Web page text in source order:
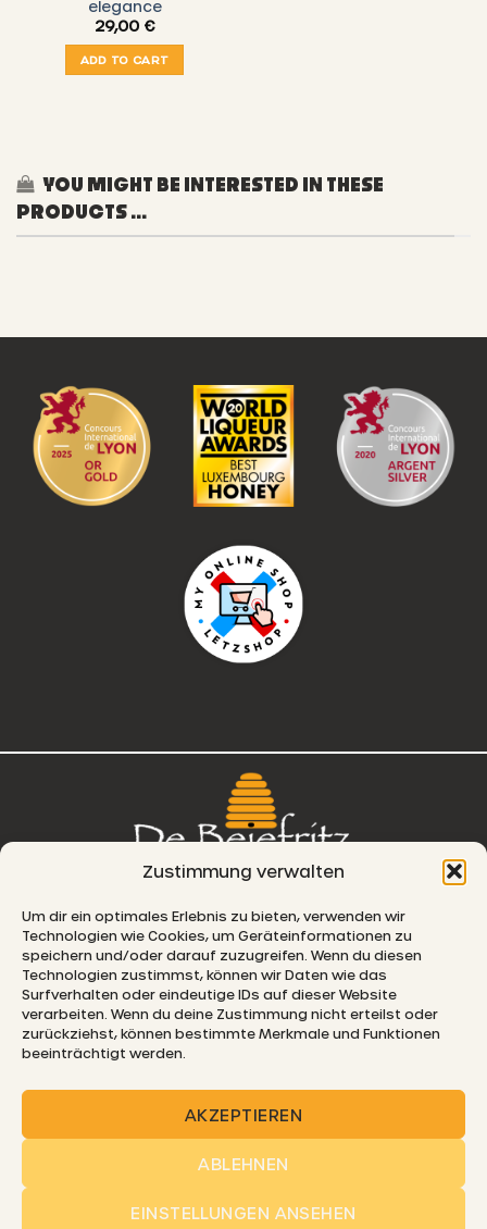
Zustimmung verwalten
Um dir ein optimales Erlebnis zu bieten, verwenden wir
Technologien wie Cookies, um Geräteinformationen zu
speichern und/oder darauf zuzugreifen. Wenn du diesen
Technologien zustimmst, können wir Daten wie das
Surfverhalten oder eindeutige IDs auf dieser Website
verarbeiten. Wenn du deine Zustimmung nicht erteilst oder
zurückziehst, können bestimmte Merkmale und Funktionen
beeinträchtigt werden.
AKZEPTIEREN
ABLEHNEN
EINSTELLUNGEN ANSEHEN
elegance
29,00 €
ADD TO CART
YOU MIGHT BE INTERESTED IN THESE
PRODUCTS ...
L-5330 Moutfort
E-MAIL
© 2026 De Beiefritz